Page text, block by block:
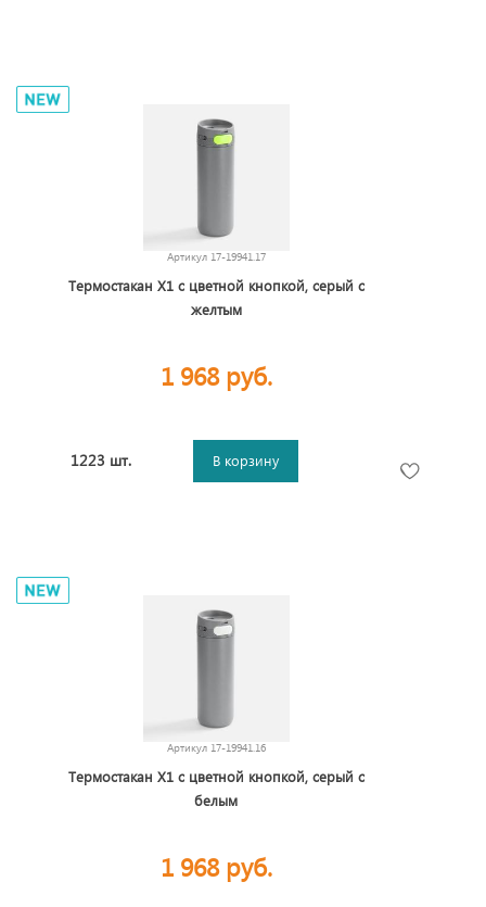
Артикул 17-19941.17
Термостакан X1 с цветной кнопкой, серый с
желтым
1 968 руб.
1223 шт. В корзину
Артикул 17-19941.16
Термостакан X1 с цветной кнопкой, серый с
белым
1 968 руб.